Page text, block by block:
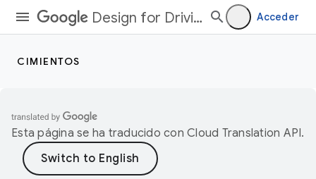
Design for Driving Acceder
CIMIENTOS
Esta página se ha traducido con Cloud Translation API.